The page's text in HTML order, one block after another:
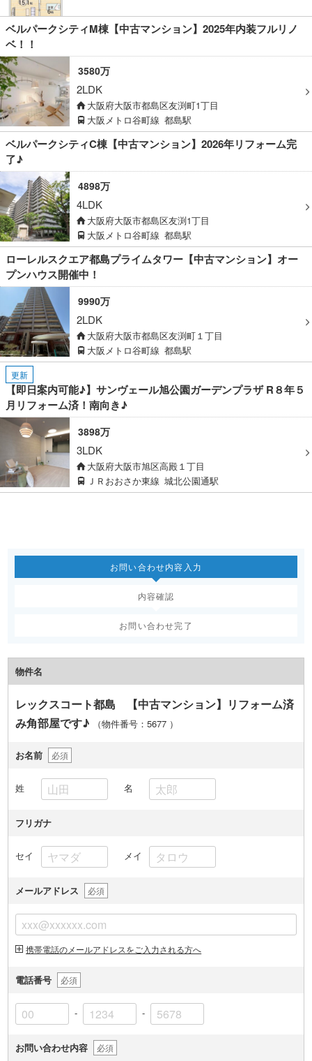
ベルパークシティM棟【中古マンション】2025年内装フルリノ
ベ！！
3580万
2LDK
大阪府大阪市都島区友渕町1丁目
大阪メトロ谷町線 都島駅
ベルパークシティC棟【中古マンション】2026年リフォーム完
了♪
4898万
4LDK
大阪府大阪市都島区友渕1丁目
大阪メトロ谷町線 都島駅
ローレルスクエア都島プライムタワー【中古マンション】オー
プンハウス開催中！
9990万
2LDK
大阪府大阪市都島区友渕町１丁目
大阪メトロ谷町線 都島駅
更新
【即日案内可能♪】サンヴェール旭公園ガーデンプラザ R８年５
月リフォーム済！南向き♪
3898万
3LDK
大阪府大阪市旭区高殿１丁目
ＪＲおおさか東線 城北公園通駅
お問い合わせ内容入力
内容確認
お問い合わせ完了
物件名
レックスコート都島 【中古マンション】リフォーム済
み角部屋です♪
（物件番号：5677 ）
お名前 必須
姓 名
フリガナ
セイ メイ
メールアドレス 必須
携帯電話のメールアドレスをご入力される方へ
電話番号 必須
- -
お問い合わせ内容 必須